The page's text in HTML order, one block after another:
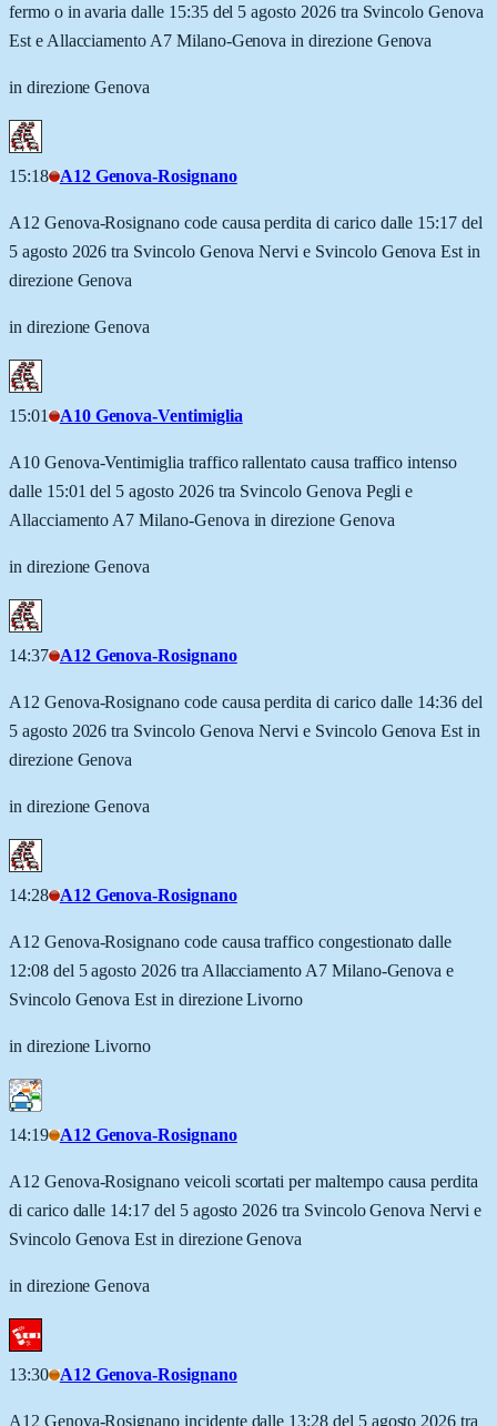
fermo o in avaria dalle 15:35 del 5 agosto 2026 tra Svincolo Genova
Est e Allacciamento A7 Milano-Genova in direzione Genova
in direzione Genova
15:18 A12 Genova-Rosignano
A12 Genova-Rosignano code causa perdita di carico dalle 15:17 del
5 agosto 2026 tra Svincolo Genova Nervi e Svincolo Genova Est in
direzione Genova
in direzione Genova
15:01 A10 Genova-Ventimiglia
A10 Genova-Ventimiglia traffico rallentato causa traffico intenso
dalle 15:01 del 5 agosto 2026 tra Svincolo Genova Pegli e
Allacciamento A7 Milano-Genova in direzione Genova
in direzione Genova
14:37 A12 Genova-Rosignano
A12 Genova-Rosignano code causa perdita di carico dalle 14:36 del
5 agosto 2026 tra Svincolo Genova Nervi e Svincolo Genova Est in
direzione Genova
in direzione Genova
14:28 A12 Genova-Rosignano
A12 Genova-Rosignano code causa traffico congestionato dalle
12:08 del 5 agosto 2026 tra Allacciamento A7 Milano-Genova e
Svincolo Genova Est in direzione Livorno
in direzione Livorno
14:19 A12 Genova-Rosignano
A12 Genova-Rosignano veicoli scortati per maltempo causa perdita
di carico dalle 14:17 del 5 agosto 2026 tra Svincolo Genova Nervi e
Svincolo Genova Est in direzione Genova
in direzione Genova
13:30 A12 Genova-Rosignano
A12 Genova-Rosignano incidente dalle 13:28 del 5 agosto 2026 tra